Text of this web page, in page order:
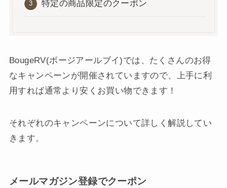
特定の商品限定のクーポン
BougeRV(ボージアールブイ)では、たくさんのお得
なキャンペーンが開催されていますので、上手に利
用すれば通常より安くお買い物できます！
それぞれのキャンペーンについて詳しく解説してい
きます。
メールマガジン登録でクーポン